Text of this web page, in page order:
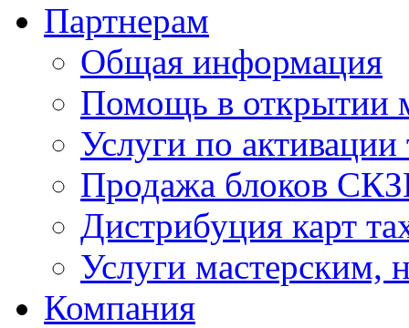
Партнерам
Общая информация
Помощь в открытии
Услуги по активации
Продажа блоков
Дистрибуция карт
Услуги
Компания